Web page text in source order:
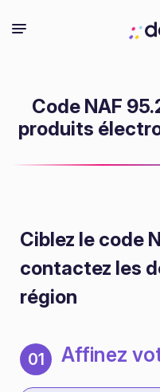
Code NAF
produits
Ciblez le code
contactez les
région
01 Affinez